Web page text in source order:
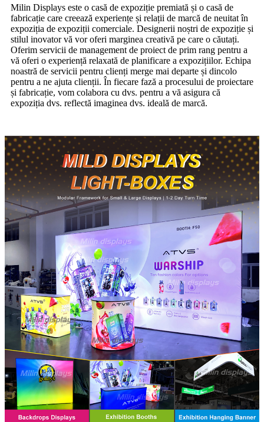
Milin Displays este o casă de expoziție premiată și o casă de
fabricație care creează experiențe și relații de marcă de neuitat în
expoziția de expoziții comerciale. Designerii noștri de expoziție și
stilul inovator vă vor oferi marginea creativă pe care o căutați.
Oferim servicii de management de proiect de prim rang pentru a
vă oferi o experiență relaxată de planificare a expozițiilor. Echipa
noastră de servicii pentru clienți merge mai departe și dincolo
pentru a ne ajuta clienții. În fiecare fază a procesului de proiectare
și fabricație, vom colabora cu dvs. pentru a vă asigura că
expoziția dvs. reflectă imaginea dvs. ideală de marcă.